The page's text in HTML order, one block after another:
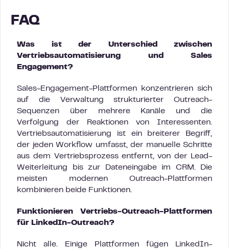
FAQ
Was ist der Unterschied zwischen
Vertriebsautomatisierung und Sales
Engagement?
Sales-Engagement-Plattformen konzentrieren sich
auf die Verwaltung strukturierter Outreach-
Sequenzen über mehrere Kanäle und die
Verfolgung der Reaktionen von Interessenten.
Vertriebsautomatisierung ist ein breiterer Begriff,
der jeden Workflow umfasst, der manuelle Schritte
aus dem Vertriebsprozess entfernt, von der Lead-
Weiterleitung bis zur Dateneingabe im CRM. Die
meisten modernen Outreach-Plattformen
kombinieren beide Funktionen.
Funktionieren Vertriebs-Outreach-Plattformen
für LinkedIn-Outreach?
Nicht alle. Einige Plattformen fügen LinkedIn-